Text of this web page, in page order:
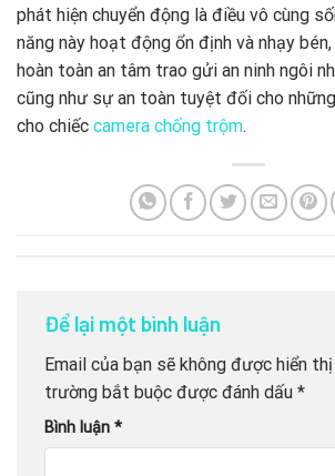
phát hiện chuyển động là điều vô cùng
năng này hoạt động ổn định và nhạy
hoàn toàn an tâm trao gửi an ninh ngôi
cũng như sự an toàn tuyệt đối cho
cho chiếc camera chống trộm.
Để lại một bình luận
Email của bạn sẽ không được hiển
trường bắt buộc được đánh dấu *
Bình luận *